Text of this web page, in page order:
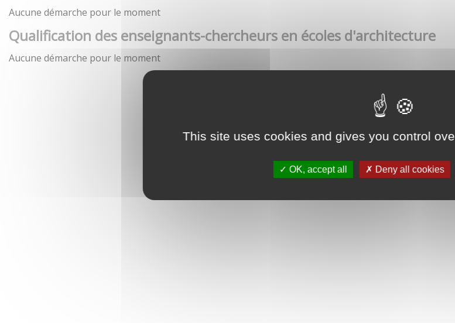
This site uses cookies and gives you control
OK, accept all Deny all cookies
Aucune démarche pour le moment
Qualification des enseignants-chercheurs en écoles d'architecture
Aucune démarche pour le moment